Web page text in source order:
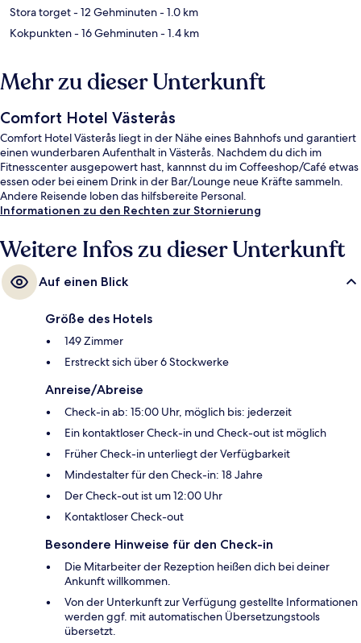
Stora torget- 12 Gehminuten- 1.0 km
Kokpunkten- 16 Gehminuten- 1.4 km
Mehr zu dieser Unterkunft
Comfort Hotel Västerås
Comfort Hotel Västerås liegt in der Nähe eines Bahnhofs und garantiert
einen wunderbaren Aufenthalt in Västerås. Nachdem du dich im
Fitnesscenter ausgepowert hast, kannnst du im Coffeeshop/Café etwas
essen oder bei einem Drink in der Bar/Lounge neue Kräfte sammeln.
Andere Reisende loben das hilfsbereite Personal.
Informationen zu den Rechten zur Stornierung
Weitere Infos zu dieser Unterkunft
Auf einen Blick
Größe des Hotels
149 Zimmer
Erstreckt sich über 6 Stockwerke
Anreise/Abreise
Check-in ab: 15:00 Uhr, möglich bis: jederzeit
Ein kontaktloser Check-in und Check-out ist möglich
Früher Check-in unterliegt der Verfügbarkeit
Mindestalter für den Check-in: 18 Jahre
Der Check-out ist um 12:00 Uhr
Kontaktloser Check-out
Besondere Hinweise für den Check-in
Die Mitarbeiter der Rezeption heißen dich bei deiner
Ankunft willkommen.
Von der Unterkunft zur Verfügung gestellte Informationen
werden ggf. mit automatischen Übersetzungstools
übersetzt.